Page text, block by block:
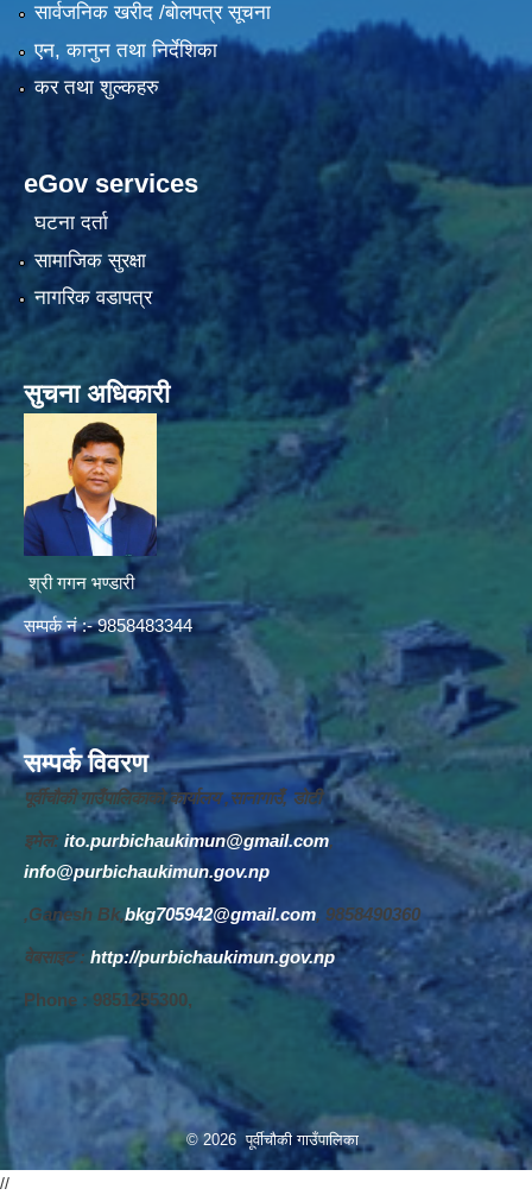
सार्वजनिक खरीद /बोलपत्र सूचना
एन, कानुन तथा निर्देशिका
कर तथा शुल्कहरु
eGov services
घटना दर्ता
सामाजिक सुरक्षा
नागरिक वडापत्र
सुचना अधिकारी
श्री गगन भण्डारी
सम्पर्क नं :- 9858483344
सम्पर्क विवरण
पूर्वीचौकी गाउँपालिकाको कार्यालय ,सानागाउँ, डोटी
इमेल: ito.purbichaukimun@gmail.com,
info@purbichaukimun.gov.np
,Ganesh Bk,bkg705942@gmail.com, 9858490360
वेबसाइट : http://purbichaukimun.gov.np
Phone : 9851255300,
© 2026 पूर्वीचौकी गाउँपालिका
//